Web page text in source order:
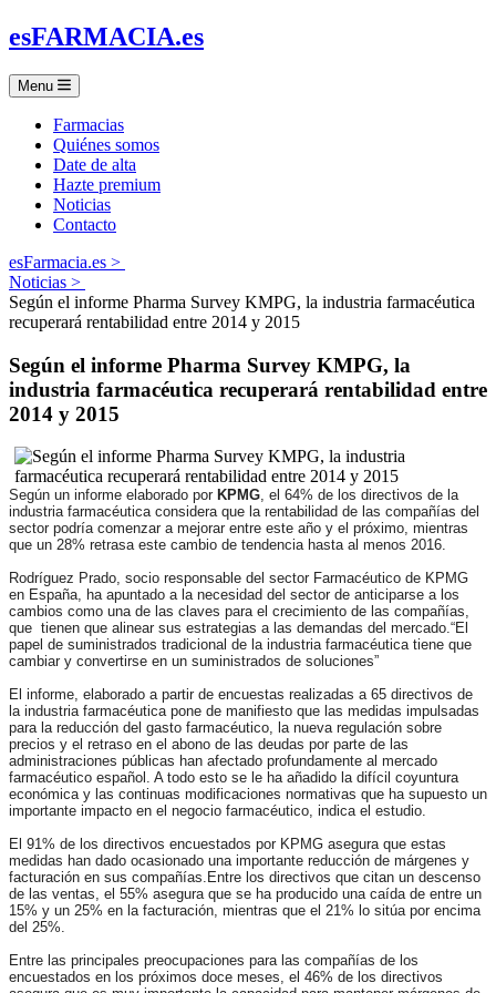
esFARMACIA.es
Menu
Farmacias
Quiénes somos
Date de alta
Hazte premium
Noticias
Contacto
esFarmacia.es >
Noticias >
Según el informe Pharma Survey KMPG, la industria farmacéutica
recuperará rentabilidad entre 2014 y 2015
Según el informe Pharma Survey KMPG, la
industria farmacéutica recuperará rentabilidad entre
2014 y 2015
Según un informe elaborado por KPMG, el 64% de los directivos de la
industria farmacéutica considera que la rentabilidad de las compañías del
sector podría comenzar a mejorar entre este año y el próximo, mientras
que un 28% retrasa este cambio de tendencia hasta al menos 2016.
Rodríguez Prado, socio responsable del sector Farmacéutico de KPMG
en España, ha apuntado a la necesidad del sector de anticiparse a los
cambios como una de las claves para el crecimiento de las compañías,
que tienen que alinear sus estrategias a las demandas del mercado.“El
papel de suministrados tradicional de la industria farmacéutica tiene que
cambiar y convertirse en un suministrados de soluciones”
El informe, elaborado a partir de encuestas realizadas a 65 directivos de
la industria farmacéutica pone de manifiesto que las medidas impulsadas
para la reducción del gasto farmacéutico, la nueva regulación sobre
precios y el retraso en el abono de las deudas por parte de las
administraciones públicas han afectado profundamente al mercado
farmacéutico español. A todo esto se le ha añadido la difícil coyuntura
económica y las continuas modificaciones normativas que ha supuesto un
importante impacto en el negocio farmacéutico, indica el estudio.
El 91% de los directivos encuestados por KPMG asegura que estas
medidas han dado ocasionado una importante reducción de márgenes y
facturación en sus compañías.Entre los directivos que citan un descenso
de las ventas, el 55% asegura que se ha producido una caída de entre un
15% y un 25% en la facturación, mientras que el 21% lo sitúa por encima
del 25%.
Entre las principales preocupaciones para las compañías de los
encuestados en los próximos doce meses, el 46% de los directivos